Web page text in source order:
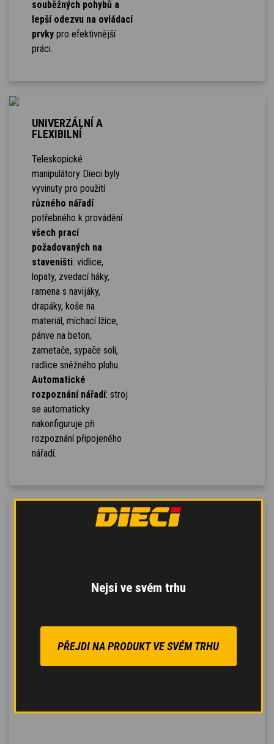
Nejsi ve svém trhu
PŘEJDI NA PRODUKT VE SVÉM TRHU
souběžných pohybů a
lepší odezvu na ovládací
prvkypro efektivnější
práci.
UNIVERZÁLNÍ A
FLEXIBILNÍ
Teleskopické
manipulátory Dieci byly
vyvinuty pro použití
různého nářadí
potřebného k provádění
všech prací
požadovaných na
staveništi: vidlice,
lopaty, zvedací háky,
ramena s navijáky,
drapáky, koše na
materiál, míchací lžíce,
pánve na beton,
zametače, sypače soli,
radlice sněžného pluhu.
Automatické
rozpoznání nářadí: stroj
se automaticky
nakonfiguruje při
rozpoznání připojeného
nářadí.